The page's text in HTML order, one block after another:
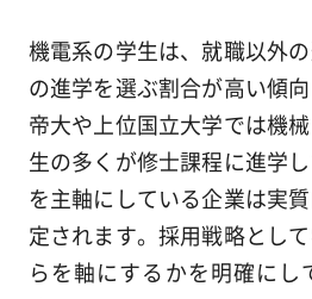
機電系の学生は、就職以外
の進学を選ぶ割合が高い傾
帝大や上位国立大学では機
生の多くが修士課程に進学
を主軸にしている企業は実
定されます。採用戦略とし
らを軸にするかを明確にし